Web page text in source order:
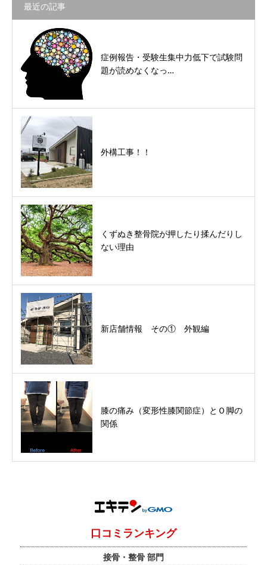
最近の記事
症例報告・受験生集中力低下で試験問
題が読めなくなっ…
外構工事！！
くずぬき整骨院が押したり揉んだりし
ない理由
新店舗情報 その① 外観編
膝の痛み（変形性膝関節症）とＯ脚の
関係